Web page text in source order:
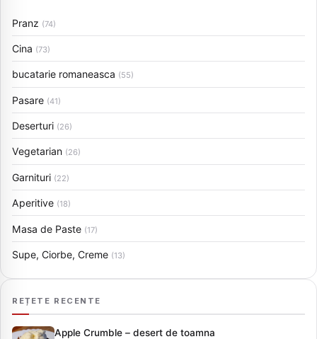
Pranz (74)
Cina (73)
bucatarie romaneasca (55)
Pasare (41)
Deserturi (26)
Vegetarian (26)
Garnituri (22)
Aperitive (18)
Masa de Paste (17)
Supe, Ciorbe, Creme (13)
REȚETE RECENTE
Apple Crumble – desert de toamna